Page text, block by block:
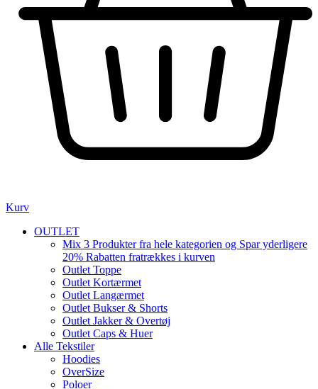
Kurv
OUTLET
Mix 3 Produkter fra hele kategorien og Spar yderligere
20% Rabatten fratrækkes i kurven
Outlet Toppe
Outlet Kortærmet
Outlet Langærmet
Outlet Bukser & Shorts
Outlet Jakker & Overtøj
Outlet Caps & Huer
Alle Tekstiler
Hoodies
OverSize
Poloer